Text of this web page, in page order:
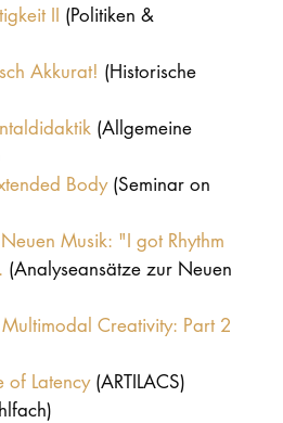
II (Politiken &
Akkurat! (Historische
(Allgemeine
Body (Seminar on
Musik: "I got Rhythm
(Analyseansätze zur Neuen
Creativity: Part 2
of Latency (ARTILACS)